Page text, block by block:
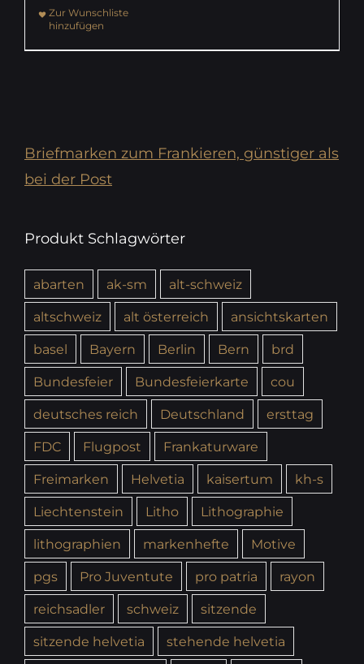
Zur Wunschliste
hinzufügen
Briefmarken zum Frankieren, günstiger als
bei der Post
Produkt Schlagwörter
abarten ak-sm
alt-schweiz
altschweiz
alt österreich
ansichtskarten
basel
Bayern Berlin Bern
brd
Bundesfeier
Bundesfeierkarte
cou
deutsches reich
Deutschland
ersttag
FDC
Flugpost
Frankaturware
Freimarken
Helvetia kaisertum
kh-s
Liechtenstein
Litho
Lithographie
lithographien
markenhefte
Motive
pgs
Pro Juventute pro patria
rayon
reichsadler
schweiz
sitzende
sitzende helvetia
stehende helvetia